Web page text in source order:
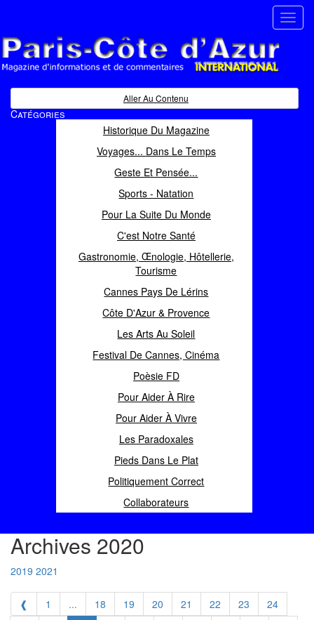
Magazine d'informations et de commentaires
Aller Au Contenu
Catégories
Historique Du Magazine
Voyages... Dans Le Temps
Geste Et Pensée...
Sports - Natation
Pour La Suite Du Monde
C'est Notre Santé
Gastronomie, Œnologie, Hôtellerie,
Tourisme
Cannes Pays De Lérins
Côte D'Azur & Provence
Les Arts Au Soleil
Festival De Cannes, Cinéma
Poèsie FD
Pour Aider À Rire
Pour Aider À Vivre
Les Paradoxales
Pieds Dans Le Plat
Politiquement Correct
Collaborateurs
Archives 2020
2019 2021
❰ 1 ... 18 19 20 21 22 23
24